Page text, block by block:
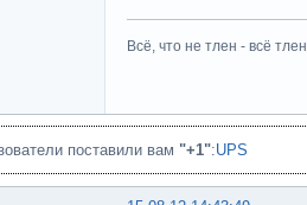
Всё, что не тлен - всё
поставили вам "+1":UPS